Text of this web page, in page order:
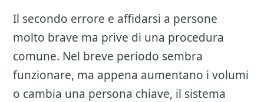
Il secondo errore e affidarsi a persone
molto brave ma prive di una procedura
comune. Nel breve periodo sembra
funzionare, ma appena aumentano i volumi
o cambia una persona chiave, il sistema